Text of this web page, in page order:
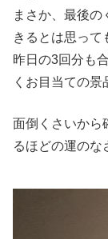
まさか、最後
きるとは思って
昨日の3回分も
くお目当ての景
面倒くさいから
るほどの運のな